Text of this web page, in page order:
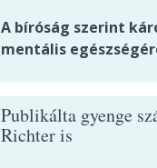
A bíróság szerint
mentális
Publikálta gyenge
Richter is